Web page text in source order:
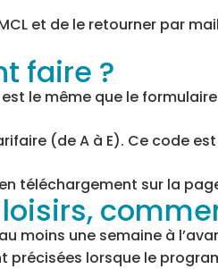
et de le retourner par
faire ?
le même que le
(de A à E). Ce code
téléchargement sur la
moins une semaine à
précisées lorsque le